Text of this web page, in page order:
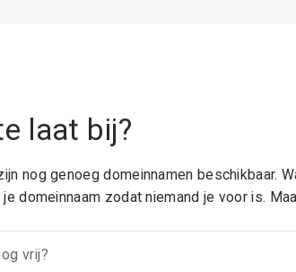
laat bij?
nog genoeg domeinnamen beschikbaar.
domeinnaam zodat niemand je voor is.